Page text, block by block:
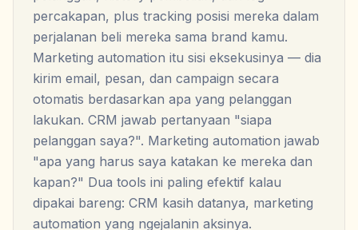
percakapan, plus tracking posisi mereka dalam
perjalanan beli mereka sama brand kamu.
Marketing automation itu sisi eksekusinya — dia
kirim email, pesan, dan campaign secara
otomatis berdasarkan apa yang pelanggan
lakukan. CRM jawab pertanyaan "siapa
pelanggan saya?". Marketing automation jawab
"apa yang harus saya katakan ke mereka dan
kapan?" Dua tools ini paling efektif kalau
dipakai bareng: CRM kasih datanya, marketing
automation yang ngejalanin aksinya.